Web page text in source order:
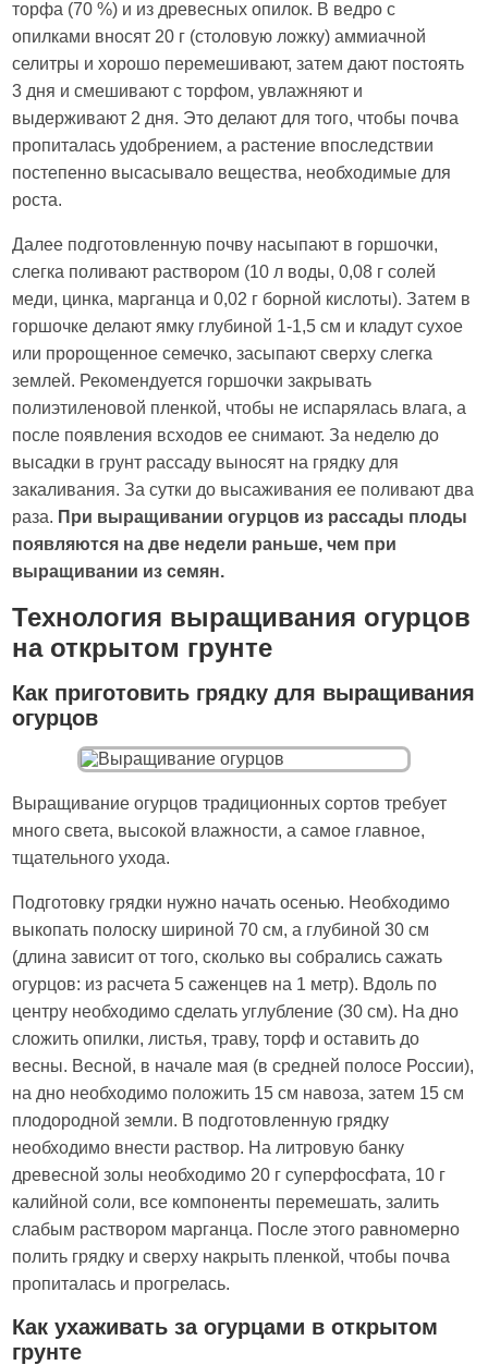
торфа (70 %) и из древесных опилок. В ведро с
опилками вносят 20 г (столовую ложку) аммиачной
селитры и хорошо перемешивают, затем дают постоять
3 дня и смешивают с торфом, увлажняют и
выдерживают 2 дня. Это делают для того, чтобы почва
пропиталась удобрением, а растение впоследствии
постепенно высасывало вещества, необходимые для
роста.
Далее подготовленную почву насыпают в горшочки,
слегка поливают раствором (10 л воды, 0,08 г солей
меди, цинка, марганца и 0,02 г борной кислоты). Затем в
горшочке делают ямку глубиной 1-1,5 см и кладут сухое
или пророщенное семечко, засыпают сверху слегка
землей. Рекомендуется горшочки закрывать
полиэтиленовой пленкой, чтобы не испарялась влага, а
после появления всходов ее снимают. За неделю до
высадки в грунт рассаду выносят на грядку для
закаливания. За сутки до высаживания ее поливают два
раза. При выращивании огурцов из рассады плоды
появляются на две недели раньше, чем при
выращивании из семян.
Технология выращивания огурцов
на открытом грунте
Как приготовить грядку для выращивания
огурцов
Выращивание огурцов традиционных сортов требует
много света, высокой влажности, а самое главное,
тщательного ухода.
Подготовку грядки нужно начать осенью. Необходимо
выкопать полоску шириной 70 см, а глубиной 30 см
(длина зависит от того, сколько вы собрались сажать
огурцов: из расчета 5 саженцев на 1 метр). Вдоль по
центру необходимо сделать углубление (30 см). На дно
сложить опилки, листья, траву, торф и оставить до
весны. Весной, в начале мая (в средней полосе России),
на дно необходимо положить 15 см навоза, затем 15 см
плодородной земли. В подготовленную грядку
необходимо внести раствор. На литровую банку
древесной золы необходимо 20 г суперфосфата, 10 г
калийной соли, все компоненты перемешать, залить
слабым раствором марганца. После этого равномерно
полить грядку и сверху накрыть пленкой, чтобы почва
пропиталась и прогрелась.
Как ухаживать за огурцами в открытом
грунте